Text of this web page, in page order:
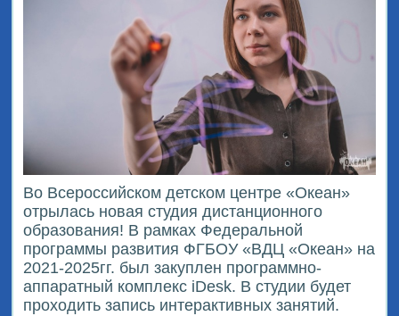
Во Всероссийском детском центре «Океан»
отрылась новая студия дистанционного
образования! В рамках Федеральной
программы развития ФГБОУ «ВДЦ «Океан» на
2021-2025гг. был закуплен программно-
аппаратный комплекс iDesk. В студии будет
проходить запись интерактивных занятий.